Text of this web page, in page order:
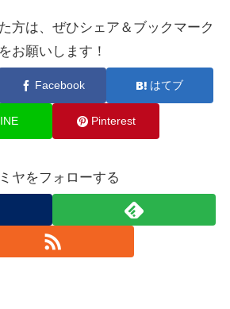
方は、ぜひシェア＆ブックマーク
をお願いします！
Facebook はてブ
Pinterest
ヤをフォローする